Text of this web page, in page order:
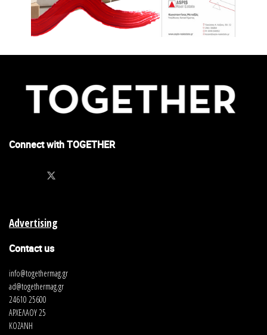
Connect with TOGETHER
Advertising
Contact us
info@togethermag.gr
ad@togethermag.gr
24610 25600
ΑΡΧΕΛΑΟΥ 25
ΚΟΖΑΝΗ